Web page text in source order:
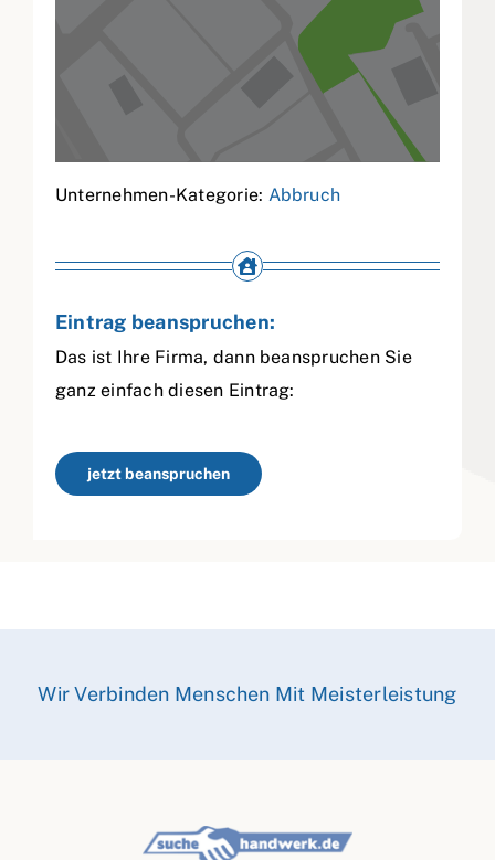
Unternehmen-Kategorie: Abbruch
Eintrag beanspruchen:
Das ist Ihre Firma, dann beanspruchen Sie
ganz einfach diesen Eintrag:
jetzt beanspruchen
Wir Verbinden Menschen Mit Meisterleistung